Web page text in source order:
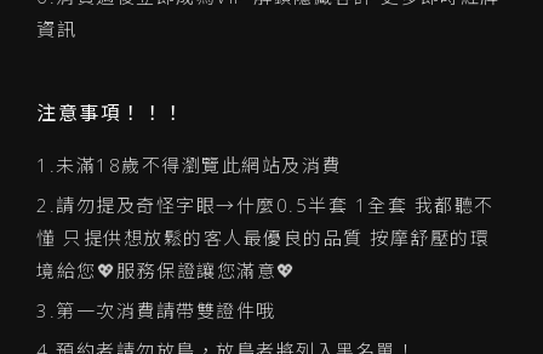
資訊
注意事項！！！
1.未滿18歲不得瀏覽此網站及消費
2.請勿提及奇怪字眼→什麼0.5半套 1全套 我都聽不
懂 只提供想放鬆的客人最優良的品質 按摩舒壓的環
境給您💖服務保證讓您滿意💖
3.第一次消費請帶雙證件哦